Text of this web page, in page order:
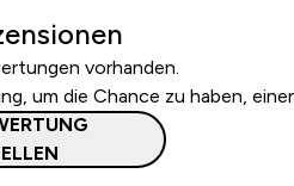
vorhanden.
um die Chance zu haben,